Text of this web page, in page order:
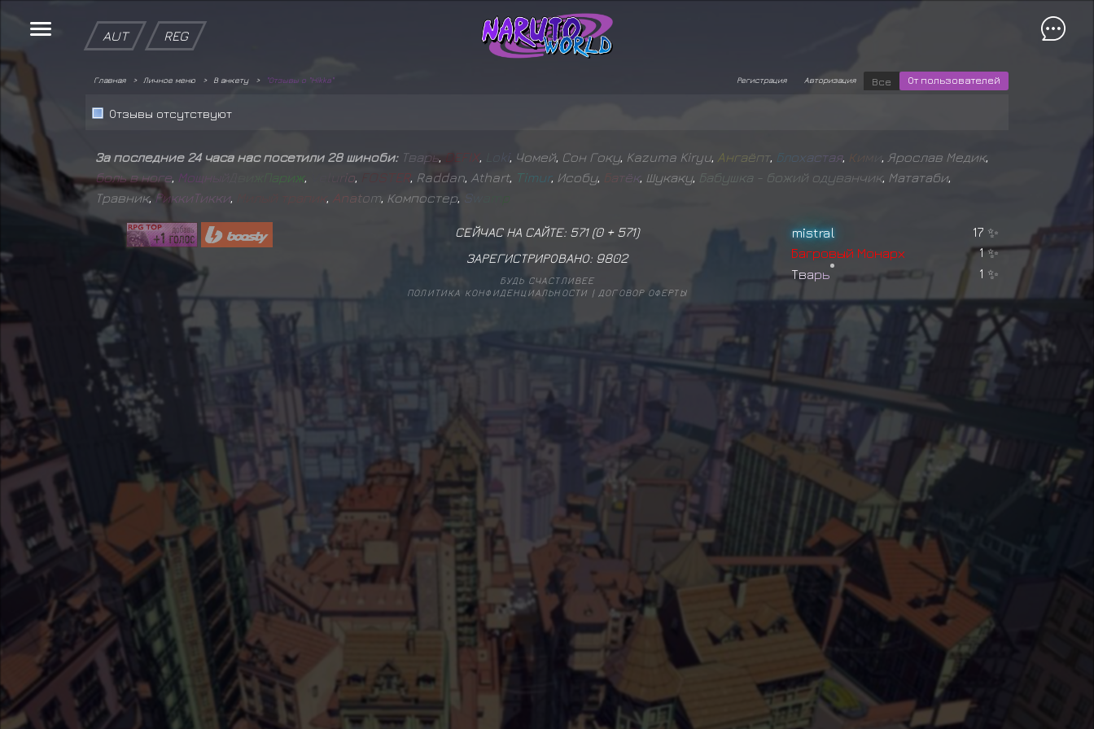
AUT REG
Главная Личное меню В анкету "Отзывы о "Hikka" Все От пользователей
Авторизация
Регистрация
Отзывы отсутствуют
За последние 24 часа нас посетили 28 шиноби: Тварь D EFIX k i, Чомей Сон Гоку, Kazuma Kiryu Ангаёпт, Блохастая, Ким Ярослав Медик,
боль в ноге Мощ н ариж, rio TER, Raddan Athart, Timur, Исобу, Батёк, Шукаку, Бабушка - божий одуванчик, Мататаби
Травник, Рикки Тикки а к Anatom Компостер S
СЕЙЧАС НА САЙТЕ: 571 (0+ 571)
ЗАРЕГИСТРИРОВАНО: 9802
БУДЬ СЧАСТЛИВЕЕ
ПОЛИТИКА КОНФИДЕНЦИАЛЬНОСТИ | ДОГОВОР ОФЕРТЫ
mistral 17 ✨
Багровый Монарх 1✨
Тварь 1 ✨